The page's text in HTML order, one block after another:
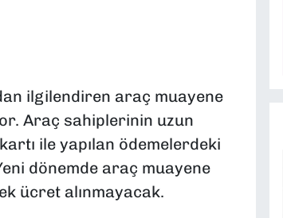
ilgilendiren araç muayene
Araç sahiplerinin uzun
ile yapılan ödemelerdeki
dönemde araç muayene
ücret alınmayacak.